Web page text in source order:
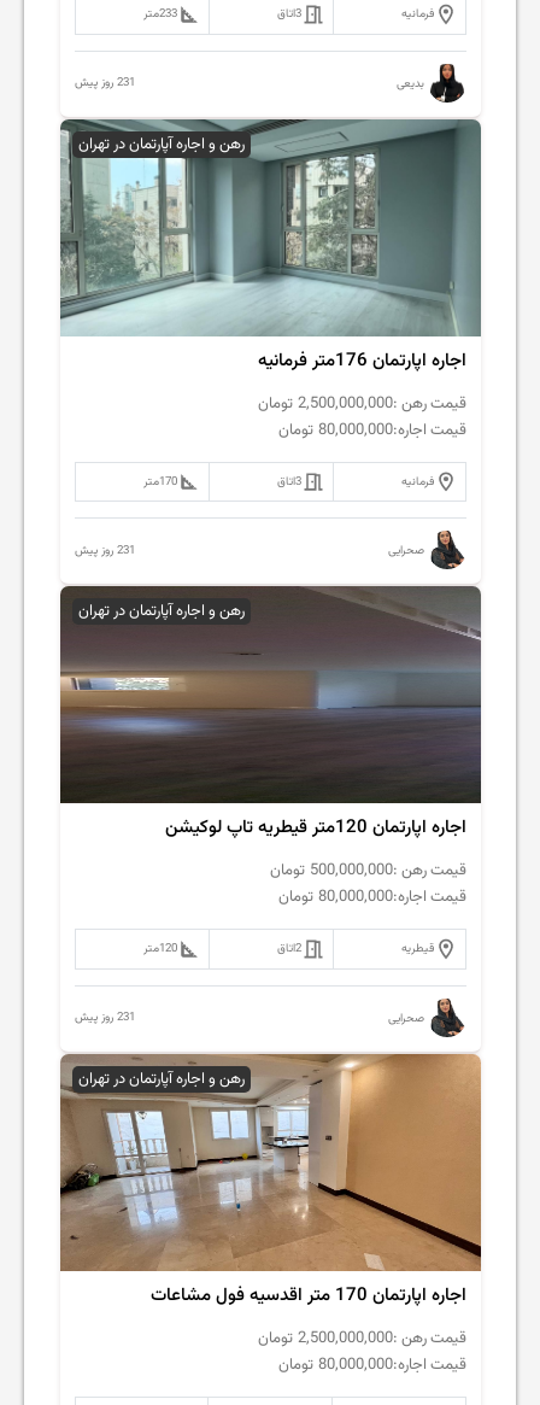
فرمانیه 3اتاق 233متر
بدیعی 231 روز پیش
رهن و اجاره آپارتمان در تهران
اجاره اپارتمان 176متر فرمانیه
قیمت رهن :2,500,000,000 تومان
قیمت اجاره:80,000,000 تومان
فرمانیه 3اتاق 170متر
صحرایی 231 روز پیش
رهن و اجاره آپارتمان در تهران
اجاره اپارتمان 120متر قیطریه تاپ لوکیشن
قیمت رهن :500,000,000 تومان
قیمت اجاره:80,000,000 تومان
قیطریه 2اتاق 120متر
صحرایی 231 روز پیش
رهن و اجاره آپارتمان در تهران
اجاره اپارتمان 170 متر اقدسیه فول مشاعات
قیمت رهن :2,500,000,000 تومان
قیمت اجاره:80,000,000 تومان